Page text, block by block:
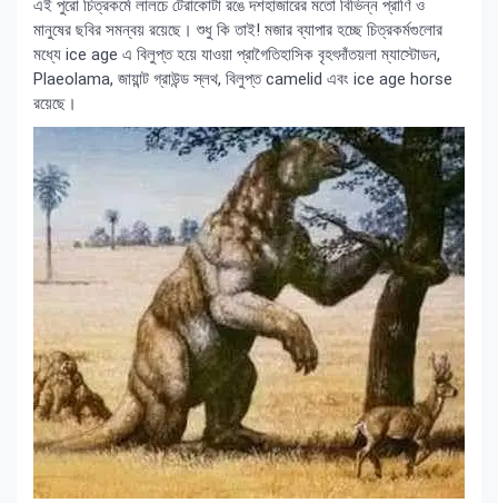
এই পুরো চিত্রকর্মে লালচে টেরাকোটা রঙে দশহাজারের মতো বিভিন্ন প্রাণি ও
মানুষের ছবির সমন্বয় রয়েছে‍। শুধু কি তাই! মজার ব্যাপার হচ্ছে চিত্রকর্মগুলোর
মধ্যে ice age এ বিলুপ্ত হয়ে যাওয়া প্রাগৈতিহাসিক বৃহৎদাঁতয়লা ম্যাস্টোডন,
Plaeolama, জায়ান্ট গ্রাউন্ড স্লথ, বিলুপ্ত camelid এবং ice age horse
রয়েছে‍।